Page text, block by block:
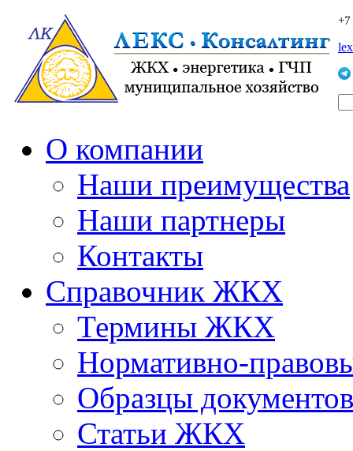
О компании
Наши преимущества
Наши партнеры
Контакты
Справочник ЖКХ
Термины ЖКХ
Нормативно-
Образцы документов
Статьи ЖКХ